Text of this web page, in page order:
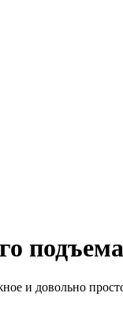
подъема
и довольно